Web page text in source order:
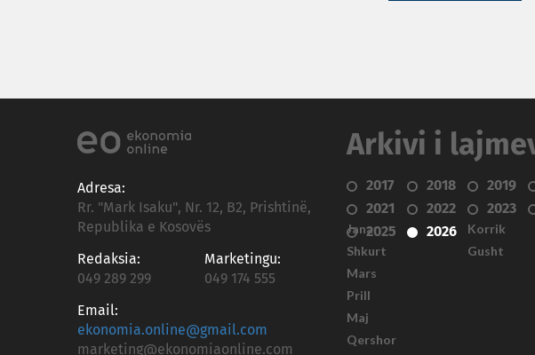
Adresa:
Rr. "Mark Isaku", Nr. 12, B2, Prishtinë,
Republika e Kosovës
Redaksia:
049 289 299
Marketingu:
049 174 555
Email:
ekonomia.online@gmail.com
marketing@ekonomiaonline.com
Arkivi i
2017 2018 2019
2021
2022 2023
2025
2026
Janar
Shkurt
Mars
Prill
Maj
Qershor
Korrik
Gusht